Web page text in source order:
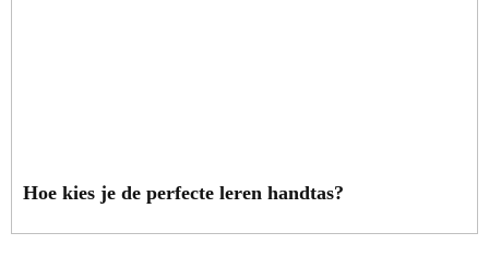
Hoe kies je de perfecte leren handtas?